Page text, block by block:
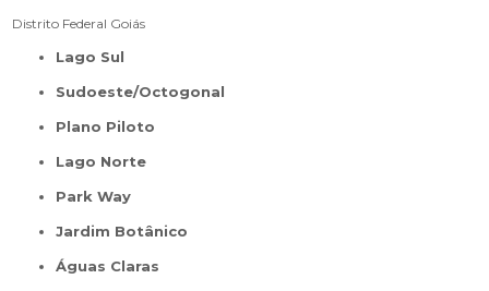
Distrito Federal Goiás
Lago Sul
Sudoeste/Octogonal
Plano Piloto
Lago Norte
Park Way
Jardim Botânico
Águas Claras